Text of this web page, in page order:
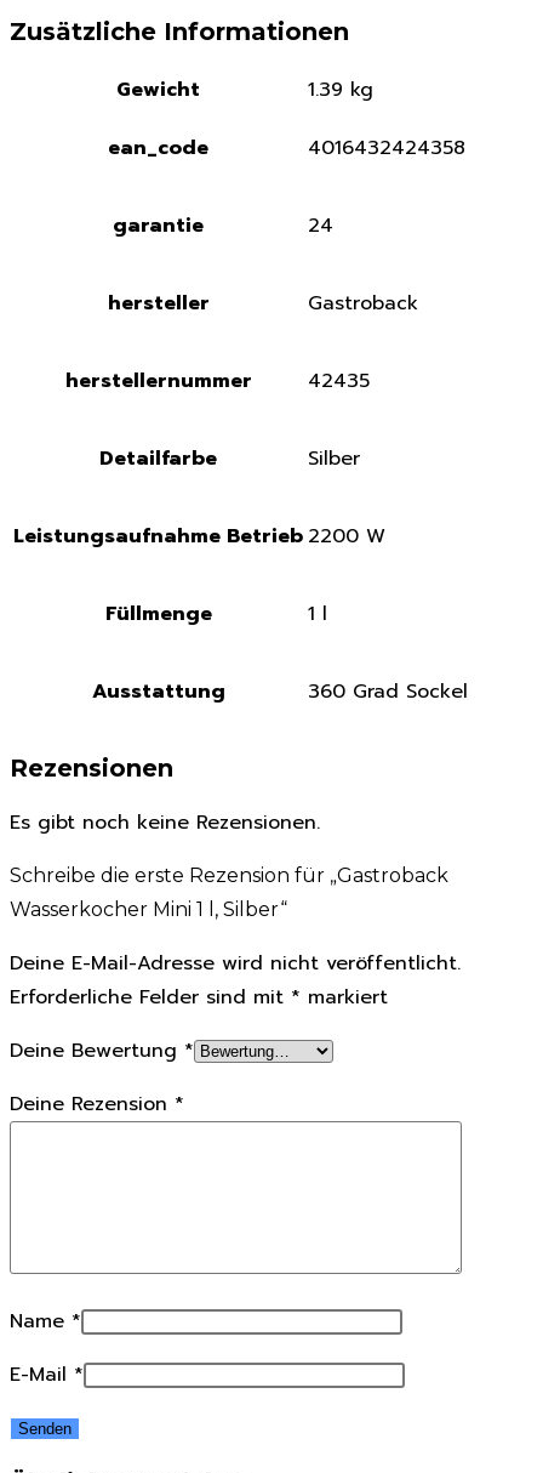
Zusätzliche Informationen
Gewicht
1.39 kg
ean_code
4016432424358
garantie 24
hersteller Gastroback
herstellernummer 42435
Detailfarbe Silber
Leistungsaufnahme Betrieb 2200 W
Füllmenge 1 l
Ausstattung 360 Grad Sockel
Rezensionen
Es gibt noch keine Rezensionen.
Schreibe die erste Rezension für „Gastroback
Wasserkocher Mini 1 l, Silber“
Deine E-Mail-Adresse wird nicht veröffentlicht.
Erforderliche Felder sind mit * markiert
Deine Bewertung *
Deine Rezension *
Name *
E-Mail *